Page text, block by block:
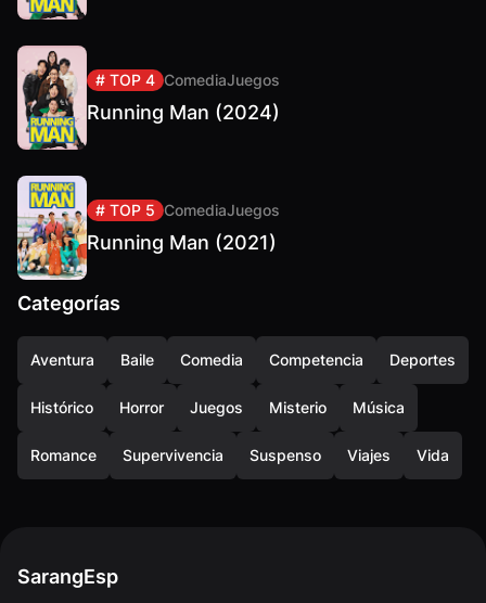
# TOP 4 ComediaJuegos
Running Man (2024)
# TOP 5 ComediaJuegos
Running Man (2021)
Categorías
Aventura Baile Comedia Competencia Deportes
Histórico Horror Juegos Misterio Música
Romance Supervivencia Suspenso Viajes Vida
SarangEsp